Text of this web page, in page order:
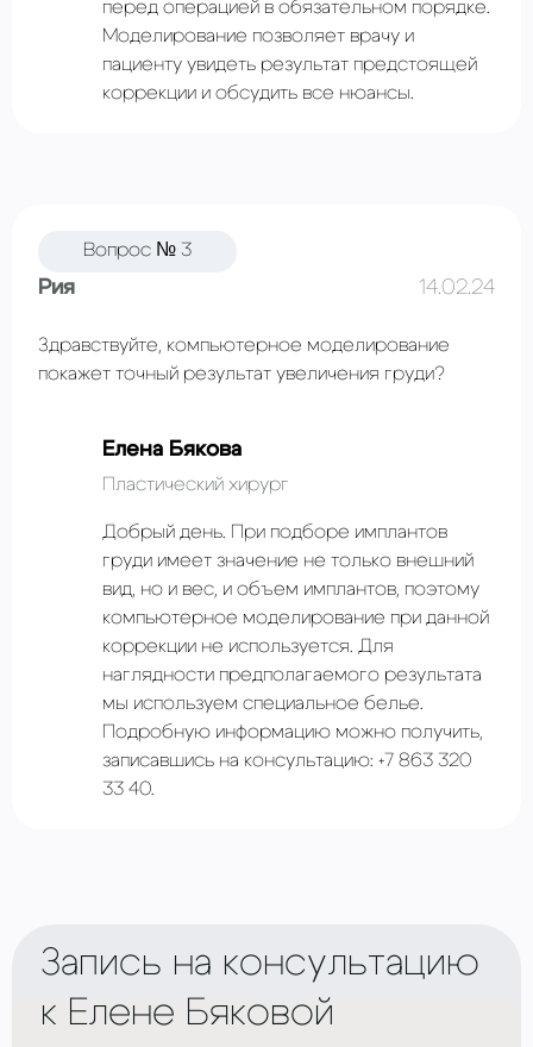
перед операцией в обязательном порядке.
Моделирование позволяет врачу и
пациенту увидеть результат предстоящей
коррекции и обсудить все нюансы.
Вопрос № 3
Рия 14.02.24
Здравствуйте, компьютерное моделирование
покажет точный результат увеличения груди?
Елена Бякова
Пластический хирург
Добрый день. При подборе имплантов
груди имеет значение не только внешний
вид, но и вес, и объем имплантов, поэтому
компьютерное моделирование при данной
коррекции не используется. Для
наглядности предполагаемого результата
мы используем специальное белье.
Подробную информацию можно получить,
записавшись на консультацию: +7 863 320
33 40.
Запись на консультацию
к Елене Бяковой